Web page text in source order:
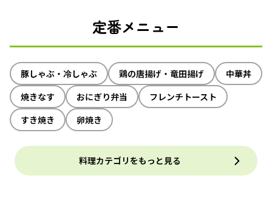
定番メニュー
豚しゃぶ・冷しゃぶ 鶏の唐揚げ・竜田揚げ
中華丼
焼きなす
おにぎり弁当
フレンチトースト
すき焼き
卵焼き
料理カテゴリをもっと見る